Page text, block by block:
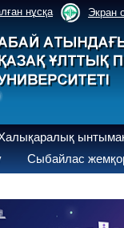
нұсқа Экран
Сыбайлас